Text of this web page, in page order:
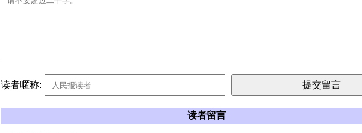
读者暱称:
读者留言